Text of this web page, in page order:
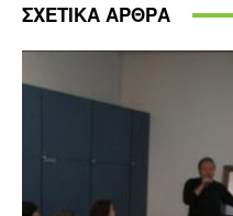
ΣΧΕΤΙΚΑ ΑΡΘΡΑ